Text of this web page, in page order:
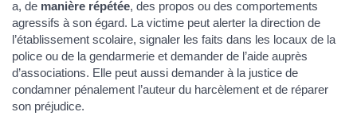
a, de manière répétée, des propos ou des comportements
agressifs à son égard. La victime peut alerter la direction de
l’établissement scolaire, signaler les faits dans les locaux de la
police ou de la gendarmerie et demander de l’aide auprès
d’associations. Elle peut aussi demander à la justice de
condamner pénalement l’auteur du harcèlement et de réparer
son préjudice.